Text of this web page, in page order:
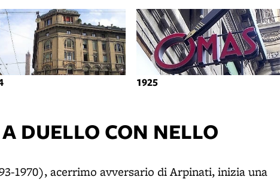
1925
DUELLO CON NELLO
1970), acerrimo avversario di Arpinati, inizia una